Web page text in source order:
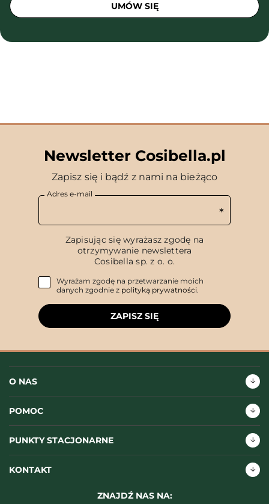
UMÓW SIĘ
Newsletter Cosibella.pl
Zapisz się i bądź z nami na bieżąco
Adres e-mail
Zapisując się wyrażasz zgodę na
otrzymywanie newslettera
Cosibella sp. z o. o.
Wyrażam zgodę na przetwarzanie moich
danych zgodnie z polityką prywatności.
ZAPISZ SIĘ
O NAS
POMOC
PUNKTY STACJONARNE
KONTAKT
ZNAJDŹ NAS NA: